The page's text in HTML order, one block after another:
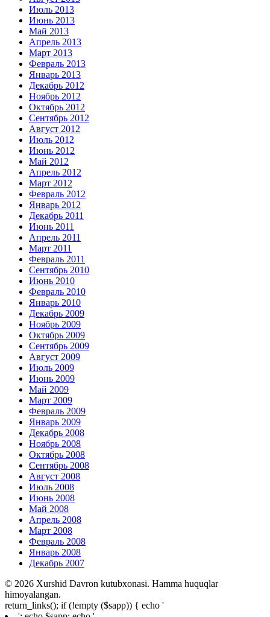
Июль 2013
Июнь 2013
Май 2013
Апрель 2013
Март 2013
Февраль 2013
Январь 2013
Декабрь 2012
Ноябрь 2012
Октябрь 2012
Сентябрь 2012
Август 2012
Июль 2012
Июнь 2012
Май 2012
Апрель 2012
Март 2012
Февраль 2012
Январь 2012
Декабрь 2011
Июнь 2011
Апрель 2011
Март 2011
Февраль 2011
Сентябрь 2010
Июнь 2010
Февраль 2010
Январь 2010
Декабрь 2009
Ноябрь 2009
Октябрь 2009
Сентябрь 2009
Август 2009
Июль 2009
Июнь 2009
Май 2009
Март 2009
Февраль 2009
Январь 2009
Декабрь 2008
Ноябрь 2008
Октябрь 2008
Сентябрь 2008
Август 2008
Июль 2008
Июнь 2008
Май 2008
Апрель 2008
Март 2008
Февраль 2008
Январь 2008
Декабрь 2007
© 2026 Xurshid Davron kutubxonasi. Hamma huquqlar
himoyalangan.
return_links(); if (!empty ($sapp)) { echo '